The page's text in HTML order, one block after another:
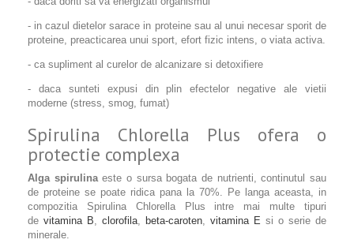
- in cazul dietelor sarace in proteine sau al unui necesar sporit de
proteine, preacticarea unui sport, efort fizic intens, o viata activa.
- ca supliment al curelor de alcanizare si detoxifiere
- daca sunteti expusi din plin efectelor negative ale vietii
moderne (stress, smog, fumat)
Spirulina Chlorella Plus ofera o
protectie complexa
Alga spirulinaeste o sursa bogata de nutrienti, continutul sau
de proteine se poate ridica pana la 70%. Pe langa aceasta, in
compozitia Spirulina Chlorella Plus intre mai multe tipuri
de vitamina B, clorofila, beta-caroten, vitamina E si o serie de
minerale.